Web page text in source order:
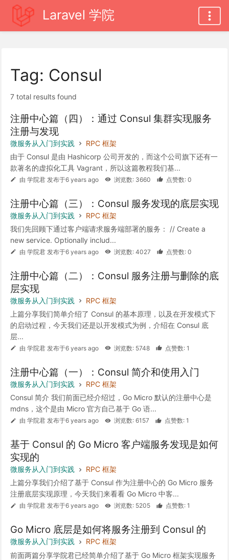
Laravel 学院
Tag: Consul
7 total results found
注册中心篇（四）：通过 Consul 集群实现服务
注册与发现
微服务从入门到实践
RPC 框架
由于 Consul 是由 Hashicorp 公司开发的，而这个公司旗下还有一
款著名的虚拟化工具 Vagrant，所以这篇教程我们基...
由 学院君 发布于6 years ago 浏览数: 3660 点赞数: 0
注册中心篇（三）：Consul 服务发现的底层实现
微服务从入门到实践
RPC 框架
我们先回顾下通过客户端请求服务端部署的服务： // Create a
new service. Optionally includ...
由 学院君 发布于6 years ago 浏览数: 4027 点赞数: 0
注册中心篇（二）：Consul 服务注册与删除的底
层实现
微服务从入门到实践
RPC 框架
上篇分享我们简单介绍了 Consul 的基本原理，以及在开发模式下
的启动过程，今天我们还是以开发模式为例，介绍在 Consul 底
层...
由 学院君 发布于6 years ago 浏览数: 5748 点赞数: 1
注册中心篇（一）：Consul 简介和使用入门
微服务从入门到实践
RPC 框架
Consul 简介 我们前面已经介绍过，Go Micro 默认的注册中心是
mdns，这个是由 Micro 官方自己基于 Go 语...
由 学院君 发布于6 years ago 浏览数: 6157 点赞数: 1
基于 Consul 的 Go Micro 客户端服务发现是如何
实现的
微服务从入门到实践
RPC 框架
上篇分享我们介绍了基于 Consul 作为注册中心的 Go Micro 服务
注册底层实现原理，今天我们来看看 Go Micro 中客...
由 学院君 发布于6 years ago 浏览数: 5205 点赞数: 1
Go Micro 底层是如何将服务注册到 Consul 的
微服务从入门到实践
RPC 框架
前面两篇分享学院君已经简单介绍了基于 Go Micro 框架实现服务